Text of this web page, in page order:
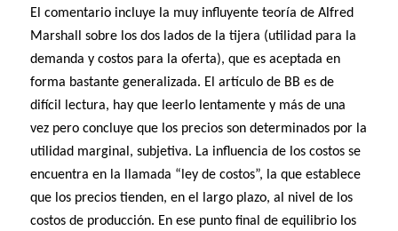
El comentario incluye la muy influyente teoría de Alfred
Marshall sobre los dos lados de la tijera (utilidad para la
demanda y costos para la oferta), que es aceptada en
forma bastante generalizada. El artículo de BB es de
difícil lectura, hay que leerlo lentamente y más de una
vez pero concluye que los precios son determinados por la
utilidad marginal, subjetiva. La influencia de los costos se
encuentra en la llamada “ley de costos”, la que establece
que los precios tienden, en el largo plazo, al nivel de los
costos de producción. En ese punto final de equilibrio los